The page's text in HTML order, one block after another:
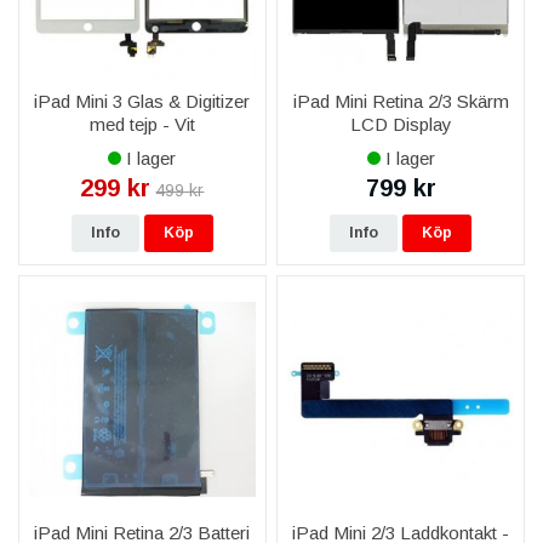
iPad Mini 3 Glas & Digitizer
med tejp - Vit
I lager
299 kr 499 kr
Info Köp
iPad Mini Retina 2/3 Skärm
LCD Display
I lager
799 kr
Info Köp
iPad Mini Retina 2/3 Batteri iPad Mini 2/3 Laddkontakt -